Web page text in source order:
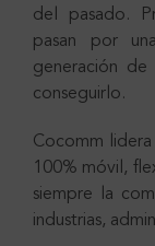
del pasado.
pasan por
generación
conseguirlo.
Cocomm
100% móvil,
siempre la
industrias,